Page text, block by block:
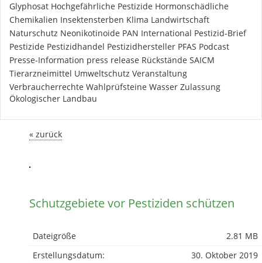
Glyphosat Hochgefährliche Pestizide Hormonschädliche
Chemikalien Insektensterben Klima Landwirtschaft
Naturschutz Neonikotinoide PAN International Pestizid-Brief
Pestizide Pestizidhandel Pestizidhersteller PFAS Podcast
Presse-Information press release Rückstände SAICM
Tierarzneimittel Umweltschutz Veranstaltung
Verbraucherrechte Wahlprüfsteine Wasser Zulassung
Ökologischer Landbau
« zurück
Schutzgebiete vor Pestiziden schützen
Dateigröße
2.81 MB
Erstellungsdatum:
30. Oktober 2019